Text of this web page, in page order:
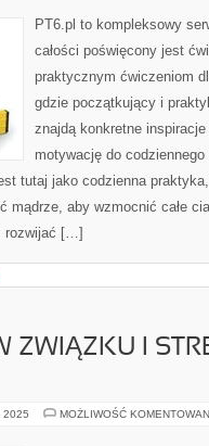
PT6.pl to kompleksowy
całości poświęcony jest
praktycznym ćwiczeniom
gdzie początkujący i
znajdą konkretne
motywację do
tutaj jako codzienna
mądrze, aby wzmocnić całe
rozwijać […]
ZWIĄZKU I
2025 MOŻLIWOŚĆ